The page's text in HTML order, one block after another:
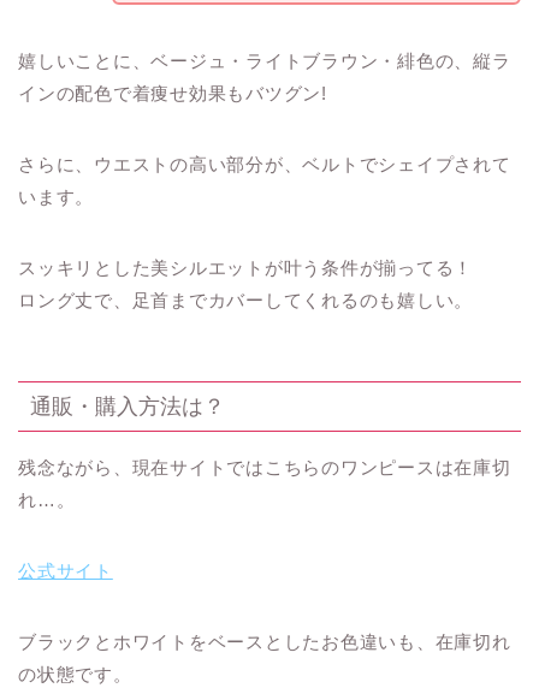
嬉しいことに、ベージュ・ライトブラウン・緋色の、縦ラ
インの配色で着痩せ効果もバツグン!
さらに、ウエストの高い部分が、ベルトでシェイプされて
います。
スッキリとした美シルエットが叶う条件が揃ってる！
ロング丈で、足首までカバーしてくれるのも嬉しい。
通販・購入方法は？
残念ながら、現在サイトではこちらのワンピースは在庫切
れ…。
公式サイト
ブラックとホワイトをベースとしたお色違いも、在庫切れ
の状態です。